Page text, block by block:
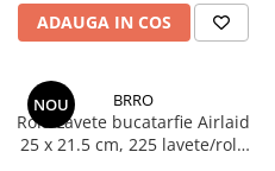
Sfoara si franghii
prindere
Mufe si conectori irigare
Pavaje si borduri
Programatoare stropire
Pentru toaleta si wc
Solutii pentru suprafetele din
Solutii specializate
Solutii profesionale pentru
ADAUGA IN COS
NOU BRRO
Rola Lavete bucatarfie Airlaid
25 x 21.5 cm, 225 lavete/rola